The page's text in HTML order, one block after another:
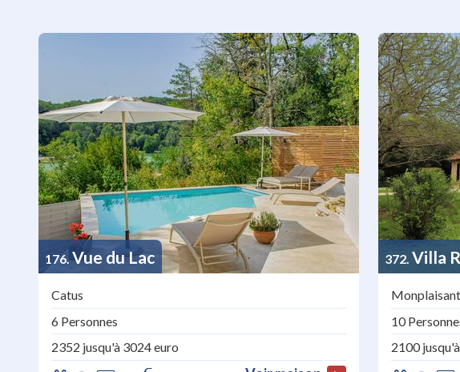
176 Vue du Lac
Catus
6 Personnes
2352 jusqu'à 3024 euro
372 Villa
Monplaisant
10
2100